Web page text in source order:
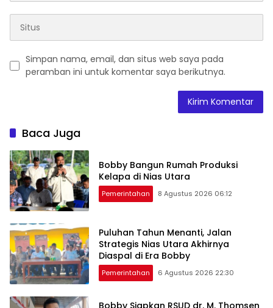
Simpan nama, email, dan situs web saya pada
peramban ini untuk komentar saya berikutnya.
Baca Juga
Bobby Bangun Rumah Produksi
Kelapa di Nias Utara
Pemerintahan 8 Agustus 2026 06:12
Puluhan Tahun Menanti, Jalan
Strategis Nias Utara Akhirnya
Diaspal di Era Bobby
Pemerintahan 6 Agustus 2026 22:30
Bobby Siapkan RSUD dr. M. Thomsen